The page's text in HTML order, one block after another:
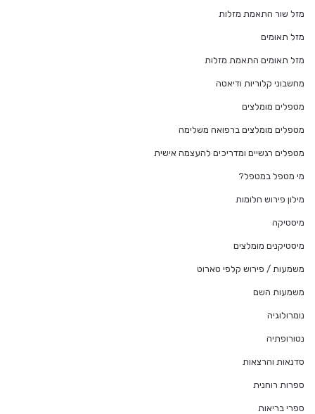
מזל שור התאמת מזלות
מזל תאומים
מזל תאומים התאמת מזלות
מחשבוני קלוריות ודיאטה
מטפלים מומלצים
מטפלים מומלצים ברפואה משלימה
מטפלים רגשיים ומדריכים להעצמה אישית
מי מטפל במטפל?
מילון פירוש חלומות
מיסטיקה
מיסטיקנים מומלצים
משמעות / פירוש קלפי טארוט
משמעות השם
נומרולוגיה
נטורופתיה
סדנאות והרצאות
ספרות רוחנית
ספרי בריאות